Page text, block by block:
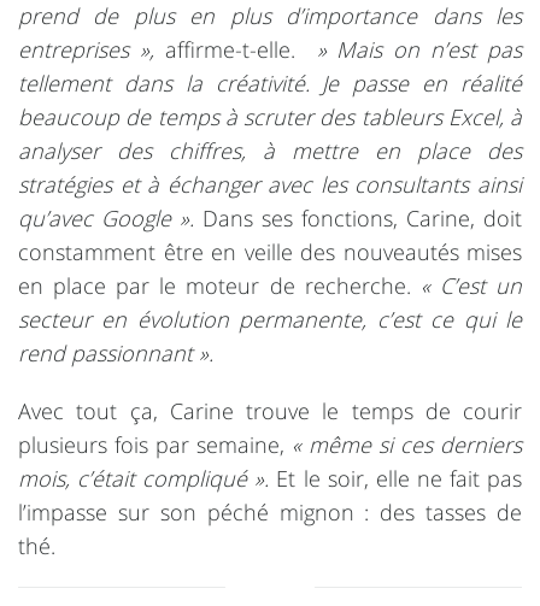
prend de plus en plus d’importance dans les
entreprises », affirme-t-elle.
» Mais on n’est pas
tellement dans la créativité. Je passe en réalité
beaucoup de temps à scruter des tableurs Excel, à
analyser des chiffres, à mettre en place des
stratégies et à échanger avec les consultants ainsi
qu’avec Google ». Dans ses fonctions, Carine, doit
constamment être en veille des nouveautés mises
en place par le moteur de recherche. « C’est un
secteur en évolution permanente, c’est ce qui le
rend passionnant ».
Avec tout ça, Carine trouve le temps de courir
plusieurs fois par semaine, « même si ces derniers
mois, c’était compliqué ». Et le soir, elle ne fait pas
l’impasse sur son péché mignon : des tasses de
thé.